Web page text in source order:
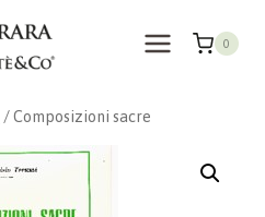
0
/Composizioni sacre